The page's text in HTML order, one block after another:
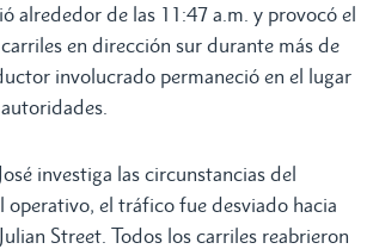
alrededor de las 11:47 a.m. y provocó el
en dirección sur durante más de
involucrado permaneció en el lugar
investiga las circunstancias del
operativo, el tráfico fue desviado hacia
Street. Todos los carriles reabrieron